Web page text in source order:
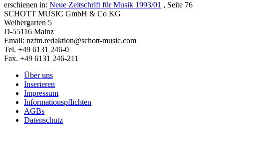
erschienen in: Neue Zeitschrift für Musik 1993/01 , Seite 76
SCHOTT MUSIC GmbH & Co KG
Weihergarten 5
D-55116 Mainz
Email: nzfm.redaktion@schott-music.com
Tel. +49 6131 246-0
Fax. +49 6131 246-211
Über uns
Inserieren
Impressum
Informationspflichten
AGBs
Datenschutz